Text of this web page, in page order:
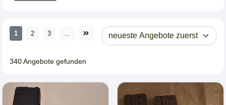
1 2 3
340 Angebote gefunden